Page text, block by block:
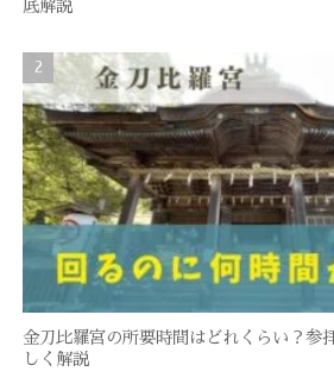
底解説
金刀比羅宮の所要時間はどれくらい？参
しく解説